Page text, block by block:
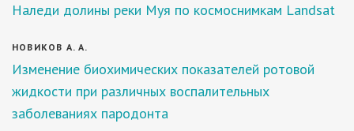
Наледи долины реки Муя по космоснимкам Landsat
НОВИКОВ А. А.
Изменение биохимических показателей ротовой
жидкости при различных воспалительных
заболеваниях пародонта